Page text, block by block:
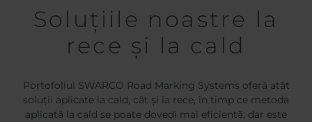
Soluțiile noastre la
rece și la cald
Portofoliul SWARCO Road Marking Systems oferă atât
soluții aplicate la cald, cât și la rece, în timp ce metoda
aplicată la cald se poate dovedi mai eficientă, dar este